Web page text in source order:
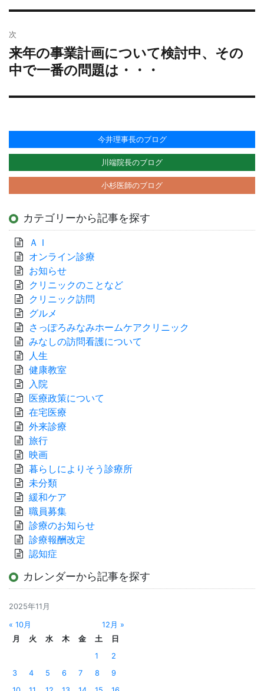
ョ
ン
次
次
の
投
稿:
来年の事業計画について検討中、その
中で一番の問題は・・・
今井理事長のブログ
川端院長のブログ
小杉医師のブログ
カテゴリーから記事を探す
ＡＩ
オンライン診療
お知らせ
クリニックのことなど
クリニック訪問
グルメ
さっぽろみなみホームケアクリニック
みなしの訪問看護について
人生
健康教室
入院
医療政策について
在宅医療
外来診療
旅行
映画
暮らしによりそう診療所
未分類
緩和ケア
職員募集
診療のお知らせ
診療報酬改定
認知症
カレンダーから記事を探す
2025年11月
« 10月
12月 »
月
火 水 木 金 土
日
1
2
3
4 5 6 7 8
9